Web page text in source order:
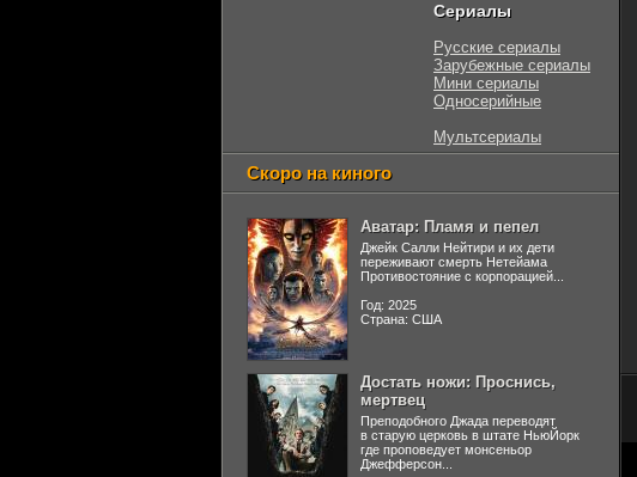
Сериалы
Русские сериалы
Зарубежные сериалы
Мини сериалы
Односерийные
Мультсериалы
Скоро на киного
Аватар: Пламя и пепел
Джейк Салли Нейтири и их дети
переживают смерть Нетейама
Противостояние с корпорацией...
Год: 2025
Страна: США
Достать ножи: Проснись,
мертвец
Преподобного Джада переводят
в старую церковь в штате НьюЙорк
где проповедует монсеньор
Джефферсон...